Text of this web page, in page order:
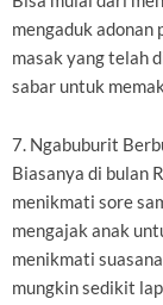
mengaduk adonan
masak yang telah
sabar untuk
7. Ngabuburit
Biasanya di bulan
menikmati sore
mengajak anak
menikmati
mungkin sedikit